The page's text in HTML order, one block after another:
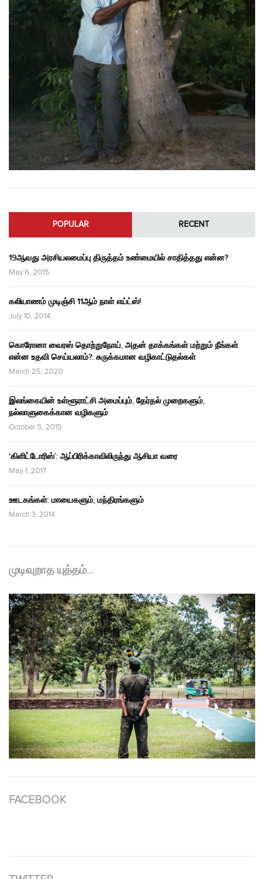
POPULAR RECENT
19ஆவது அரசியலமைப்பு திருத்தம் உண்மையில் சாதித்தது என்ன?
May 6, 2015
கலியாணம் முடிஞ்சி 11ஆம் நாள் எய்ட்ஸ்!
July 10, 2014
கொரோனா வைரஸ் தொற்றுநோய், அதன் தாக்கங்கள் மற்றும் நீங்கள்
என்ன உதவி செய்யலாம்?: சுருக்கமான வழிகாட்டுதல்கள்
March 25, 2020
இலங்கையின் உள்ளூராட்சி அமைப்பும், தேர்தல் முறைகளும்,
நல்லாளுகைக்கான வழிகளும்
October 5, 2015
‘கிளிட்டோரிஸ்’: ஆப்பிரிக்காவிலிருந்து ஆசியா வரை
May 1, 2017
ஊடகங்கள்: மாயைகளும், மந்திரங்களும்
March 3, 2014
முடிவுறாத யுத்தம்…
FACEBOOK